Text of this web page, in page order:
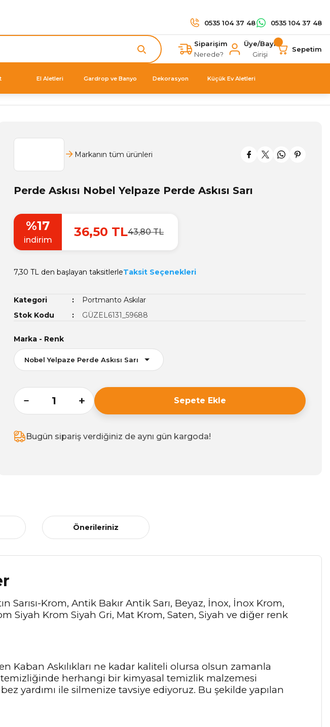
0535 104 37 48 0535 104 37 48
Siparişim
Nerede?
Üye/Bayi
Girişi
Sepetim
El Aletleri Gardrop ve Banyo Dekorasyon Küçük Ev Aletleri
Markanın tüm ürünleri
Perde Askısı Nobel Yelpaze Perde Askısı Sarı
%17
indirim
36,50 TL43,80 TL
7,30 TL den başlayan taksitlerleTaksit Seçenekleri
Kategori
Portmanto Askılar
Stok Kodu
GÜZEL6131_59688
Marka - Renk
Sepete Ekle
Bugün sipariş verdiğiniz de aynı gün kargoda!
Önerileriniz
Sarısı-Krom, Antik Bakır Antik Sarı, Beyaz, İnox, İnox Krom,
Siyah Krom Siyah Gri, Mat Krom, Saten, Siyah ve diğer renk
Kaban Askılıkları ne kadar kaliteli olursa olsun zamanla
herhangi bir kimyasal temizlik malzemesi
yardımı ile silmenize tavsiye ediyoruz. Bu şekilde yapılan